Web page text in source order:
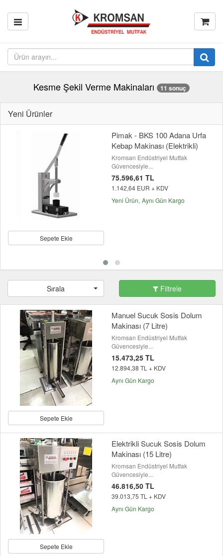
Kesme Şekil Verme Makinaları 11 sonuç
Yeni Ürünler
Sepete Ekle
Pimak - BKS 100 Adana Urfa
Kebap Makinası (Elektrikli)
Kromsan Endüstriyel Mutfak
Güvencesiyle...
75.596,61 TL
1.142,64 EUR + KDV
Yeni Ürün Aynı Gün Kargo
Sırala Filtrele
Sepete Ekle
Manuel Sucuk Sosis Dolum
Makinası (7 Litre)
Kromsan Endüstriyel Mutfak
Güvencesiyle...
15.473,25 TL
12.894,38 TL + KDV
Aynı Gün Kargo
Sepete Ekle
Elektrikli Sucuk Sosis Dolum
Makinası (15 Litre)
Kromsan Endüstriyel Mutfak
Güvencesiyle...
46.816,50 TL
39.013,75 TL + KDV
Aynı Gün Kargo